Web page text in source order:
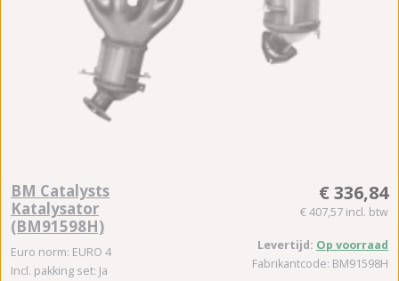
BM Catalysts
Katalysator
(BM91598H)
Euro norm: EURO 4
Incl. pakking set: Ja
€ 336,84
€ 407,57 incl. btw
Levertijd: Op voorraad
Fabrikantcode: BM91598H